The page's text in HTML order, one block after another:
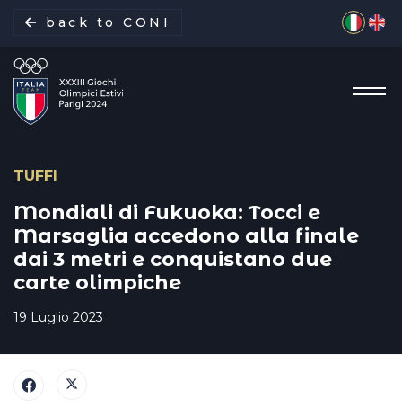
back to CONI
La missione
Italia Team
Discipline
TUFFI
Mondiali di Fukuoka: Tocci e
Marsaglia accedono alla finale
dai 3 metri e conquistano due
carte olimpiche
19 Luglio 2023